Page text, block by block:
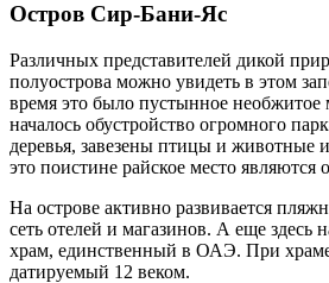
Остров Сир-Бани-Яс
Различных представителей дикой
полуострова можно увидеть в этом
время это было пустынное необжитое
началось обустройство огромного
деревья, завезены птицы и животные
это поистине райское место
На острове активно развивается
сеть отелей и магазинов. А еще здесь
храм, единственный в ОАЭ. При
датируемый 12 веком.